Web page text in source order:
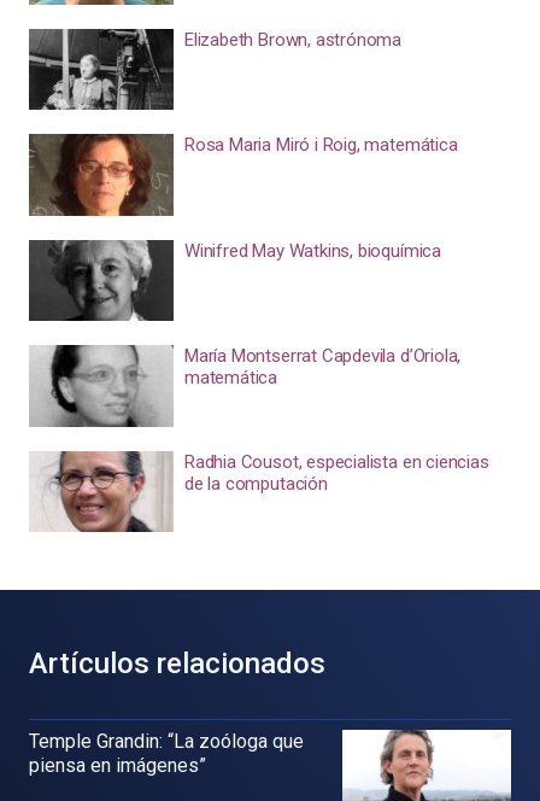
Elizabeth Brown, astrónoma
Rosa Maria Miró i Roig, matemática
Winifred May Watkins, bioquímica
María Montserrat Capdevila d’Oriola,
matemática
Radhia Cousot, especialista en ciencias
de la computación
Artículos relacionados
Temple Grandin: “La zoóloga que
piensa en imágenes”